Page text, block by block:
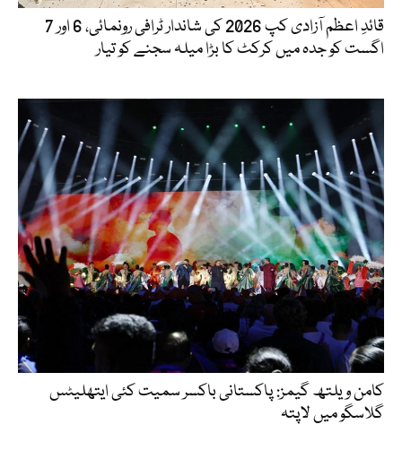
قائدِ اعظم آزادی کپ 2026 کی شاندار ٹرافی رونمائی، 6 اور 7
اگست کو جدہ میں کرکٹ کا بڑا میلہ سجنے کو تیار
کامن ویلتھ گیمز: پاکستانی باکسر سمیت کئی ایتھلیٹس
گلاسگو میں لاپتہ